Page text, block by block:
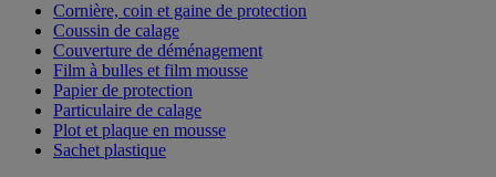
Cornière, coin et gaine de protection
Coussin de calage
Couverture de déménagement
Film à bulles et film mousse
Papier de protection
Particulaire de calage
Plot et plaque en mousse